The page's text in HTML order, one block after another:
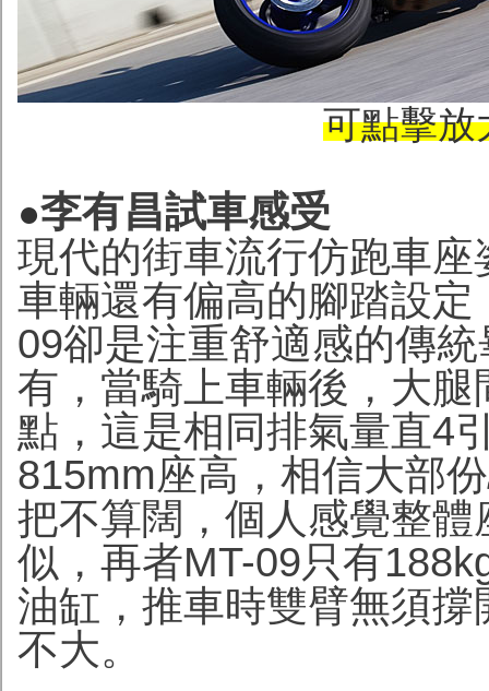
可點擊放
●李有昌試車感受
現代的街車流行仿跑車
車輛還有偏高的腳踏設
09卻是注重舒適感的傳
有，當騎上車輛後，大
點，這是相同排氣量直4
815mm座高，相信大部
把不算闊，個人感覺整
似，再者MT-09只有
油缸，推車時雙臂無須
不大。